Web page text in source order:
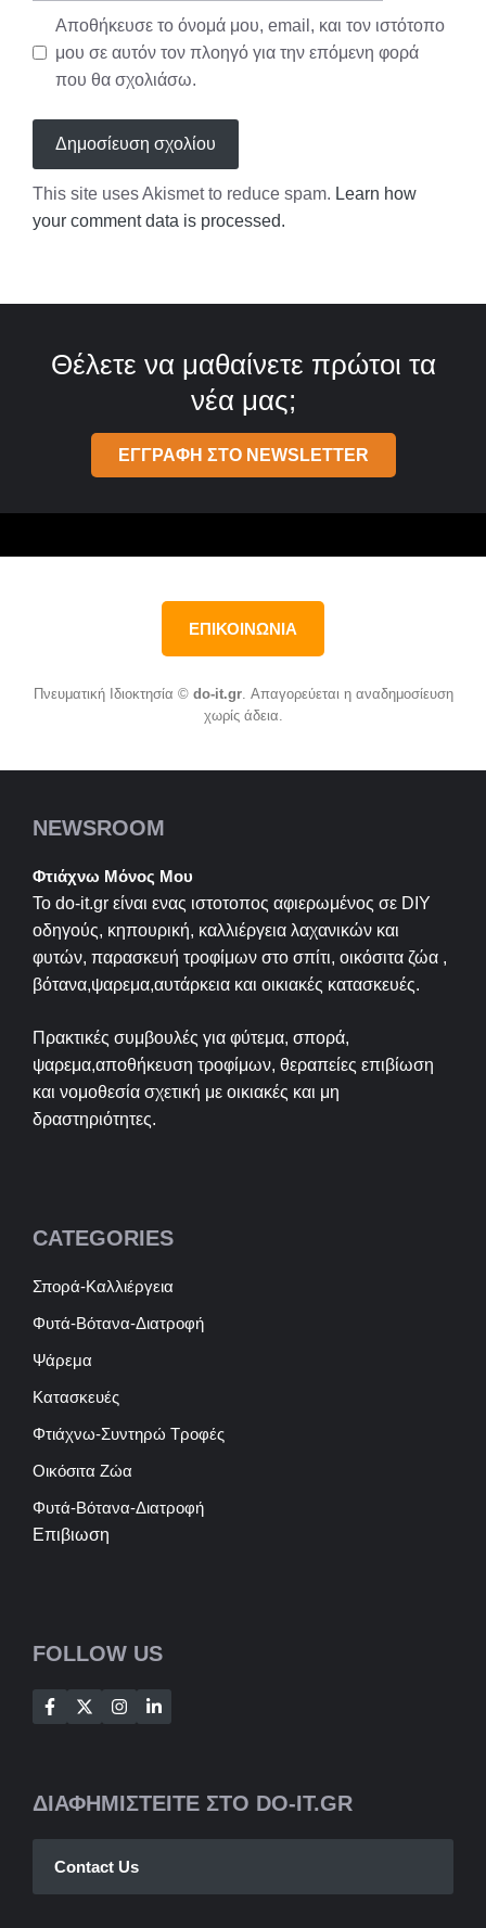
Αποθήκευσε το όνομά μου, email, και τον ιστότοπο
μου σε αυτόν τον πλοηγό για την επόμενη φορά
που θα σχολιάσω.
This site uses Akismet to reduce spam. Learn how
your comment data is processed.
Θέλετε να μαθαίνετε πρώτοι τα
νέα μας;
ΕΓΓΡΑΦΗ ΣΤΟ NEWSLETTER
ΕΠΙΚΟΙΝΩΝΙΑ
Πνευματική Ιδιοκτησία © do-it.gr. Απαγορεύεται η αναδημοσίευση
χωρίς άδεια.
NEWSROOM
Φτιάχνω Μόνος Μου
Το do-it.gr είναι ενας ιστοτοπος αφιερωμένος σε DIY
οδηγούς, κηπουρική, καλλιέργεια λαχανικών και
φυτών, παρασκευή τροφίμων στο σπίτι, οικόσιτα ζώα ,
βότανα,ψαρεμα,αυτάρκεια και οικιακές κατασκευές.
Πρακτικές συμβουλές για φύτεμα, σπορά,
ψαρεμα,αποθήκευση τροφίμων, θεραπείες επιβίωση
και νομοθεσία σχετική με οικιακές και μη
δραστηριότητες.
CATEGORIES
Σπορά-Καλλιέργεια
Φυτά-Βότανα-Διατροφή
Ψάρεμα
Κατασκευές
Φτιάχνω-Συντηρώ Τροφές
Οικόσιτα Ζώα
Φυτά-Βότανα-Διατροφή
Επιβιωση
FOLLOW US
ΔΙΑΦΗΜΙΣΤΕΙΤΕ ΣΤΟ DO-IT.GR
Contact Us